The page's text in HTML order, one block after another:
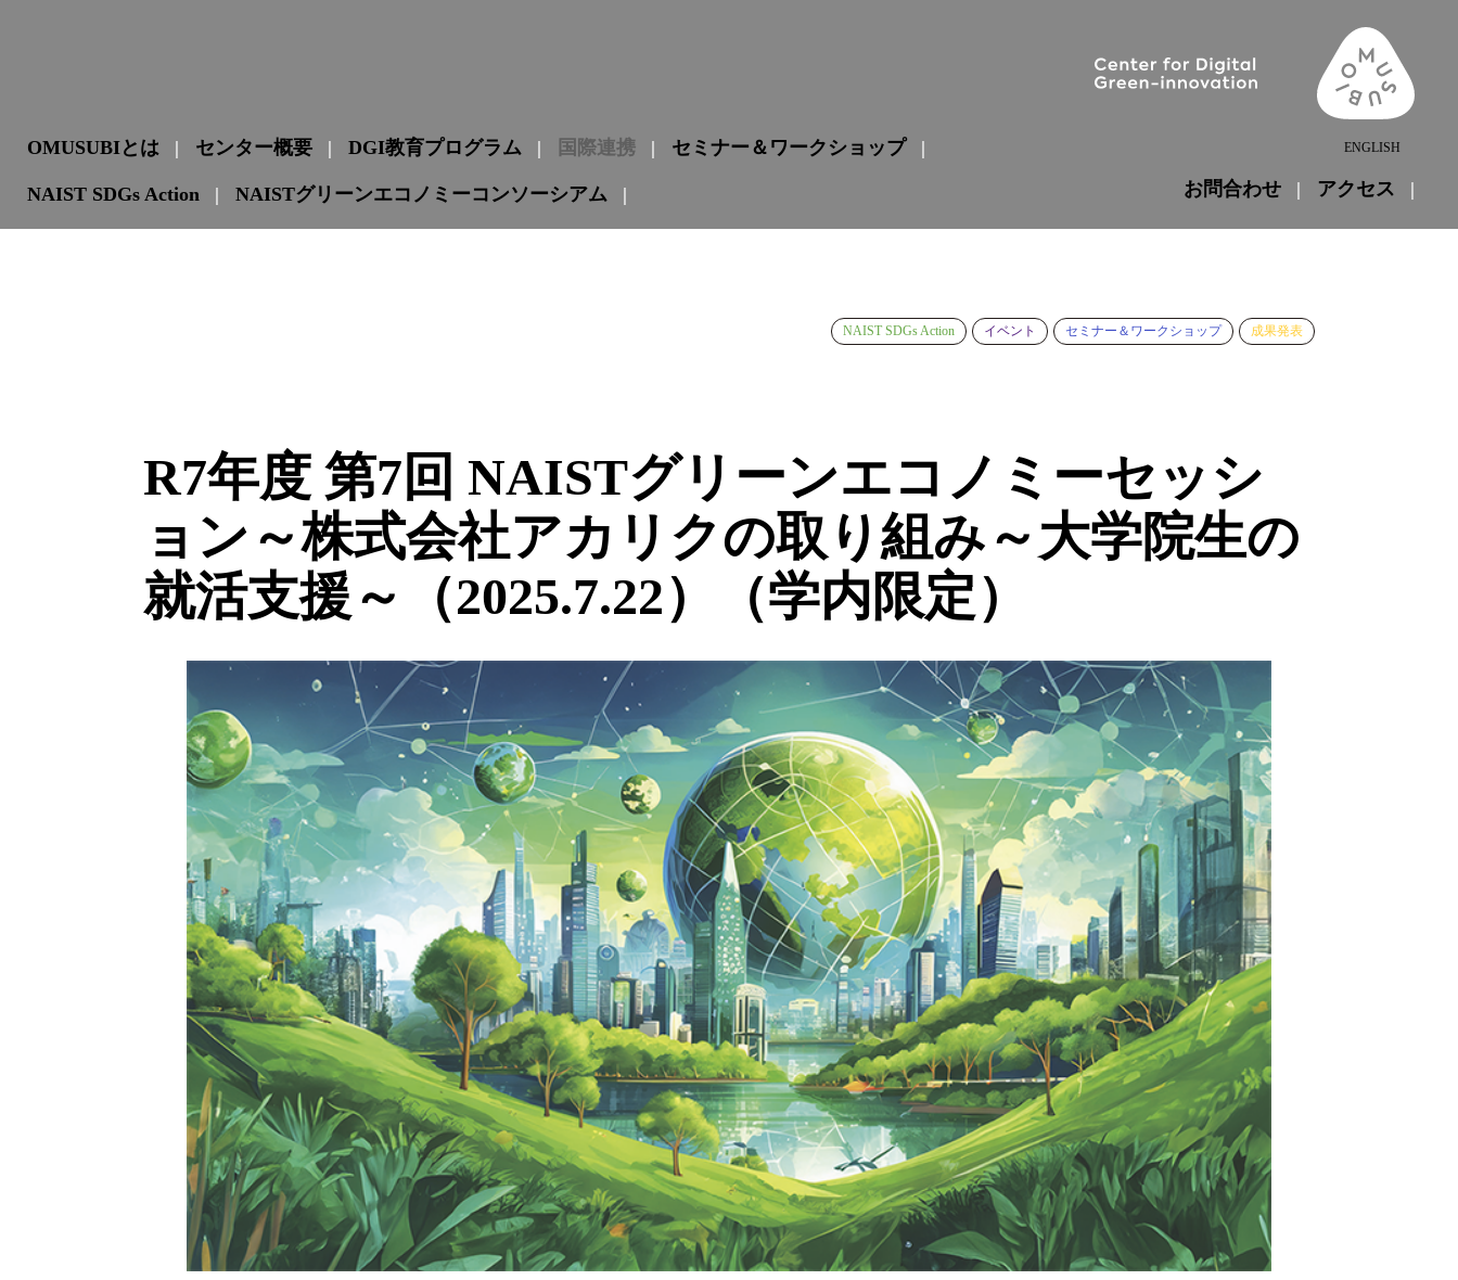
ENGLISH
お問合わせ アクセス
OMUSUBIとは センター概要 DGI教育プログラム 国際連携 セミナー＆ワークショップ
NAIST SDGs Action NAISTグリーンエコノミーコンソーシアム
NAIST SDGs Action イベント セミナー＆ワークショップ 成果発表
R7年度 第7回 NAISTグリーンエコノミーセッシ
ョン～株式会社アカリクの取り組み～大学院生の
就活支援～（2025.7.22）（学内限定）